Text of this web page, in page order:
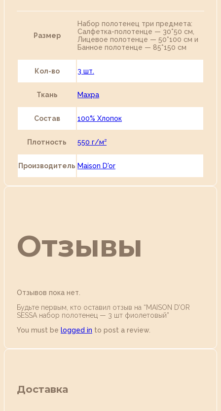
Размер
Набор полотенец три предмета:
Салфетка-полотенце — 30*50 см,
Лицевое полотенце — 50*100 см и
Банное полотенце — 85*150 см
Кол-во 3 шт.
Ткань Махра
Состав 100% Хлопок
Плотность 550 г/м²
Производитель Maison D'or
Отзывы
Отзывов пока нет.
Будьте первым, кто оставил отзыв на “MAISON D’OR
SESSA набор полотенец — 3 шт фиолетовый”
You must be logged in to post a review.
Доставка